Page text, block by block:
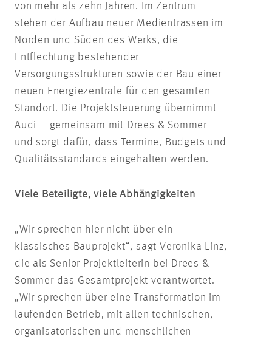
von mehr als zehn Jahren. Im Zentrum
stehen der Aufbau neuer Medientrassen im
Norden und Süden des Werks, die
Entflechtung bestehender
Versorgungsstrukturen sowie der Bau einer
neuen Energiezentrale für den gesamten
Standort. Die Projektsteuerung übernimmt
Audi – gemeinsam mit Drees & Sommer –
und sorgt dafür, dass Termine, Budgets und
Qualitätsstandards eingehalten werden.
Viele Beteiligte, viele Abhängigkeiten
„Wir sprechen hier nicht über ein
klassisches Bauprojekt“, sagt Veronika Linz,
die als Senior Projektleiterin bei Drees &
Sommer das Gesamtprojekt verantwortet.
„Wir sprechen über eine Transformation im
laufenden Betrieb, mit allen technischen,
organisatorischen und menschlichen